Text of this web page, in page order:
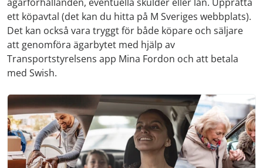
ett köpavtal (det kan du hitta på M Sveriges webbplats).
Det kan också vara tryggt för både köpare och säljare
att genomföra ägarbytet med hjälp av
Transportstyrelsens app Mina Fordon och att betala
med Swish.